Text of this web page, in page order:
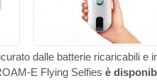
dalle batterie ricaricabili e
E Flying Selfies è